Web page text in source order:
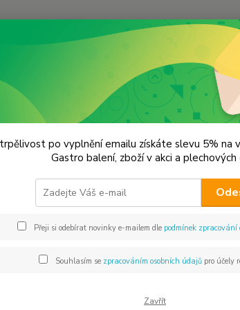
Plechové dózy - kořenky Dóza - kořenka obsah 35 ml.
- kořenka obsah 35 ml.
po vyplnění emailu získáte slevu 5% na
Gastro balení, zboží v akci a plechových
Přeji si odebírat novinky e-mailem dle podmínek zpracování
Souhlasím se zpracováním osobních údajůpro účely
Zavřít